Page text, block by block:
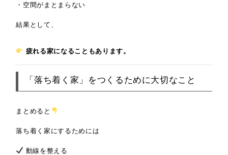
・空間がまとまらない
結果として、
疲れる家になることもあります。
「落ち着く家」をつくるために大切なこと
まとめると
落ち着く家にするためには
動線を整える